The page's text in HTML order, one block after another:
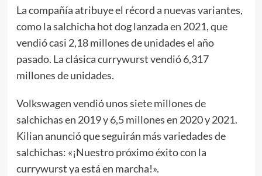
La compañía atribuye el récord a nuevas variantes,
como la salchicha hot dog lanzada en 2021, que
vendió casi 2,18 millones de unidades el año
pasado. La clásica currywurst vendió 6,317
millones de unidades.
Volkswagen vendió unos siete millones de
salchichas en 2019 y 6,5 millones en 2020 y 2021.
Kilian anunció que seguirán más variedades de
salchichas: «¡Nuestro próximo éxito con la
currywurst ya está en marcha!».